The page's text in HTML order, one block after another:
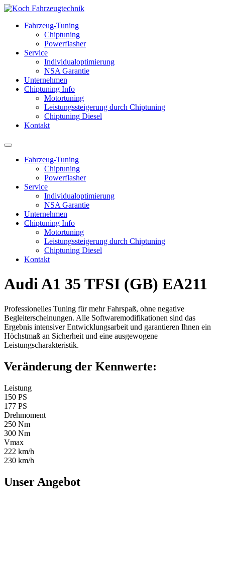
Fahrzeug-Tuning
Chiptuning
Powerflasher
Service
Individualoptimierung
NSA Garantie
Unternehmen
Chiptuning Info
Motortuning
Leistungssteigerung durch Chiptuning
Chiptuning Diesel
Kontakt
Fahrzeug-Tuning
Chiptuning
Powerflasher
Service
Individualoptimierung
NSA Garantie
Unternehmen
Chiptuning Info
Motortuning
Leistungssteigerung durch Chiptuning
Chiptuning Diesel
Kontakt
Audi A1 35 TFSI (GB) EA211
Professionelles Tuning für mehr Fahrspaß, ohne negative
Begleiterscheinungen. Alle Softwaremodifikationen sind das
Ergebnis intensiver Entwicklungsarbeit und garantieren Ihnen ein
Höchstmaß an Sicherheit und eine ausgewogene
Leistungscharakteristik.
Veränderung der Kennwerte:
Leistung
150 PS
177 PS
Drehmoment
250 Nm
300 Nm
Vmax
222 km/h
230 km/h
Unser Angebot